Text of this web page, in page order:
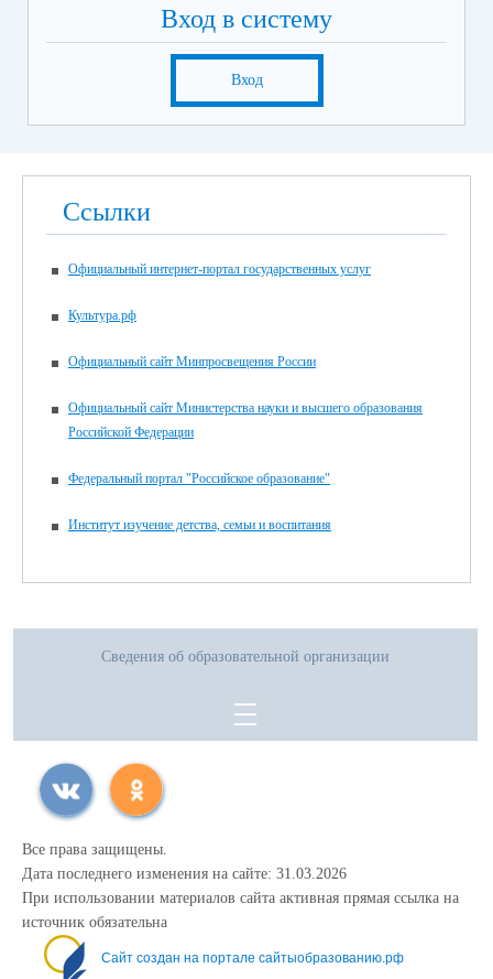
Вход в систему
Вход
Ссылки
Официальный интернет-портал государственных услуг
Культура.рф
Официальный сайт Минпросвещения России
Официальный сайт Министерства науки и высшего образования
Российской Федерации
Федеральный портал "Российское образование"
Институт изучение детства, семьи и воспитания
Сведения об образовательной организации
Все права защищены.
Дата последнего изменения на сайте: 31.03.2026
При использовании материалов сайта активная прямая ссылка на
источник обязательна
Сайт создан на портале сайтыобразованию.рф